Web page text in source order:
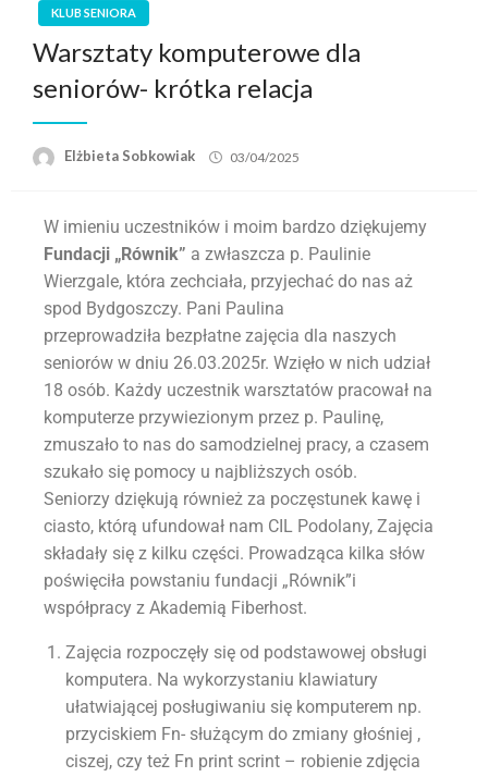
KLUB SENIORA
Warsztaty komputerowe dla
seniorów- krótka relacja
Elżbieta Sobkowiak 03/04/2025
W imieniu uczestników i moim bardzo dziękujemy
Fundacji „Równik” a zwłaszcza p. Paulinie
Wierzgale, która zechciała, przyjechać do nas aż
spod Bydgoszczy. Pani Paulina
przeprowadziła bezpłatne zajęcia dla naszych
seniorów w dniu 26.03.2025r. Wzięło w nich udział
18 osób. Każdy uczestnik warsztatów pracował na
komputerze przywiezionym przez p. Paulinę,
zmuszało to nas do samodzielnej pracy, a czasem
szukało się pomocy u najbliższych osób.
Seniorzy dziękują również za poczęstunek kawę i
ciasto, którą ufundował nam CIL Podolany, Zajęcia
składały się z kilku części. Prowadząca kilka słów
poświęciła powstaniu fundacji „Równik”i
współpracy z Akademią Fiberhost.
Zajęcia rozpoczęły się od podstawowej obsługi
komputera. Na wykorzystaniu klawiatury
ułatwiającej posługiwaniu się komputerem np.
przyciskiem Fn- służącym do zmiany głośniej ,
ciszej, czy też Fn print scrint – robienie zdjęcia